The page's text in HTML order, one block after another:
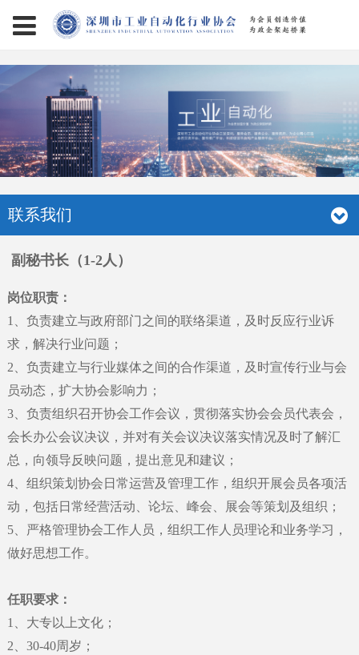
联系我们
副秘书长（1-2人）
岗位职责：
1
负责建立与政府部门之间的联络渠道，及时反应行业诉
求，解决行业问题；
2
负责建立与行业媒体之间的合作渠道，及时宣传行业与会
员动态，扩大协会影响力；
3、 负责组织召开协会工作会议，贯彻落实协会会员代表会，
会长办公会议决议，并对有关会议决议落实情况及时了解汇
总，向领导反映问题，提出意见和建议；
4、 组织策划协会日常运营及管理工作，组织开展会员各项活
动，包括日常经营活动、论坛、峰会、展会等策划及组织；
5、 严格管理协会工作人员，组织工作人员理论和业务学习，
做好思想工作。
任职要求：
1
大专以上文化；
2
30-40周岁；